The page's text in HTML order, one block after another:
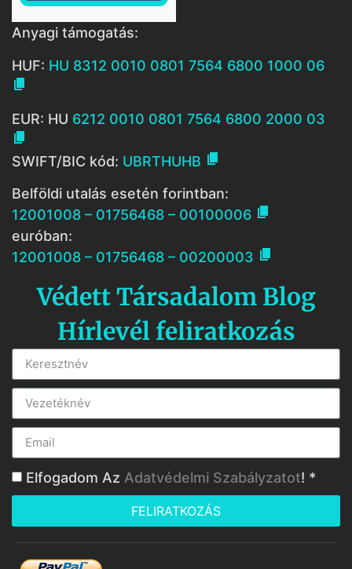
Anyagi támogatás:
HUF: HU 8312 0010 0801 7564 6800 1000 06

EUR: HU 6212 0010 0801 7564 6800 2000 03

SWIFT/BIC kód: UBRTHUHB 
Belföldi utalás esetén forintban:
12001008 – 01756468 – 00100006 
euróban:
12001008 – 01756468 – 00200003 
Védett Társadalom Blog
Hírlevél feliratkozás
Elfogadom Az Adatvédelmi Szabályzatot! *
FELIRATKOZÁS